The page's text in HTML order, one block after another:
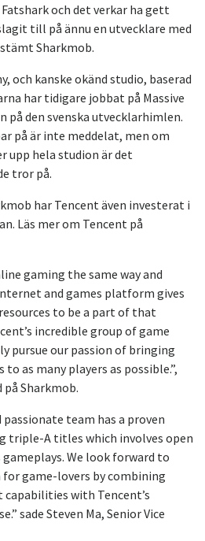
och det verkar ha gett
till på ännu en utvecklare med
Sharkmob.
och kanske okänd studio, baserad
har tidigare jobbat på Massive
på den svenska utvecklarhimlen.
på är inte meddelat, men om
upp hela studion är det
tror på.
har Tencent även investerat i
Läs mer om Tencent på
gaming the same way and
and games platform gives
to be a part of that
incredible group of game
pursue our passion of bringing
as many players as possible.”,
på Sharkmob.
passionate team has a proven
triple-A titles which involves open
We look forward to
game-lovers by combining
capabilities with Tencent’s
sade Steven Ma, Senior Vice